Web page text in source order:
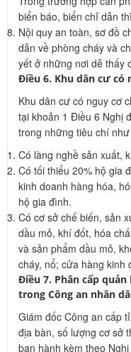
biển báo, biển chỉ dẫn
Nội quy an toàn, sơ đồ
dẫn về phòng cháy và
yết ở những nơi dễ thấy
Điều 6. Khu dân cư có
Khu dân cư có nguy cơ
tại khoản 1 Điều 6 Nghị
trong những tiêu chí
Có làng nghề sản xuất,
Có tối thiểu 20% hộ gia
kinh doanh hàng hóa,
hộ gia đình.
Có cơ sở chế biến, sản
dầu mỏ, khí đốt, hóa
và sản phẩm dầu mỏ,
cháy, nổ; cửa hàng kinh
Điều 7. Phân cấp
trong Công an nhân
Giám đốc Công an cấp
địa bàn, số lượng cơ sở
ban hành kèm theo